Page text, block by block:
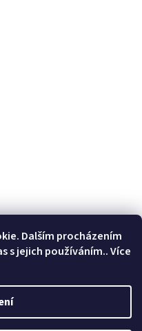
Dalším procházením
s jejich používáním.. Více